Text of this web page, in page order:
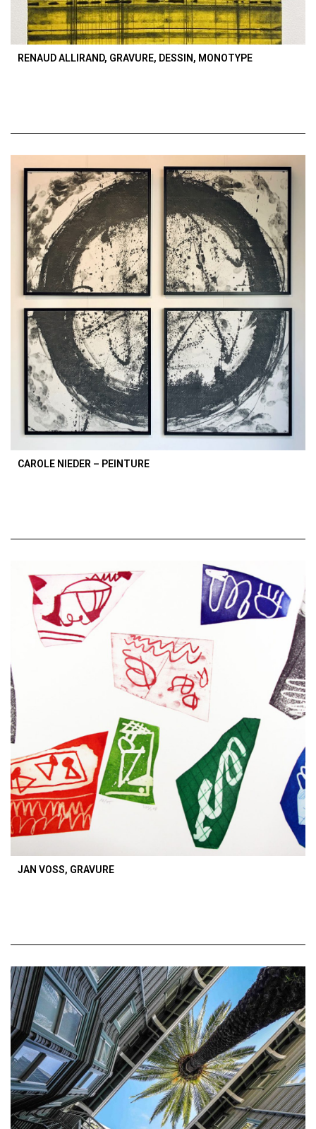
RENAUD ALLIRAND, GRAVURE, DESSIN, MONOTYPE
CAROLE NIEDER – PEINTURE
JAN VOSS, GRAVURE